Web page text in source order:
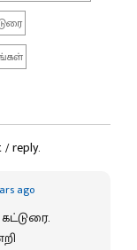
reply.
ago